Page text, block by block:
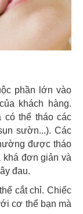
phần lớn vào
khách hàng.
có thể tháo các
sườn...). Các
được tháo
khá đơn giản và
đau.
cắt chỉ. Chiếc
cơ thể bạn mà